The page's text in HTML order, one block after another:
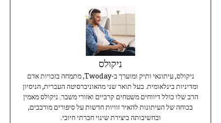
ניקולס
ניקולס, עיתונאי ותיק ומוערך ב-Twoday, מתמחה בזכויות אדם
ומדיניות בינלאומית. בעל תואר שני מהאוניברסיטה העברית, הניסיון
הרב שלו כולל דיווחים משטחים קרביים ואזורי משבר. ניקולס מאמין
בכוחה של העיתונות להאיר זוויות חדשות על סיפורים מורכבים,
ובחשיבותה ביצירת שינוי חברתי חיובי.